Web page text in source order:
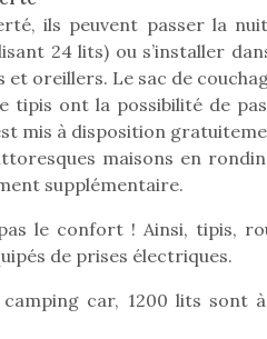
ils peuvent passer la
24 lits) ou s’installer
et oreillers. Le sac de
tipis ont la possibilité de
mis à disposition
maisons en
supplémentaire.
pas le confort ! Ainsi, tipis,
de prises électriques.
car, 1200 lits sont
enfants. Doudou, meilleur
ami, objet à câliner,
confident,…
et